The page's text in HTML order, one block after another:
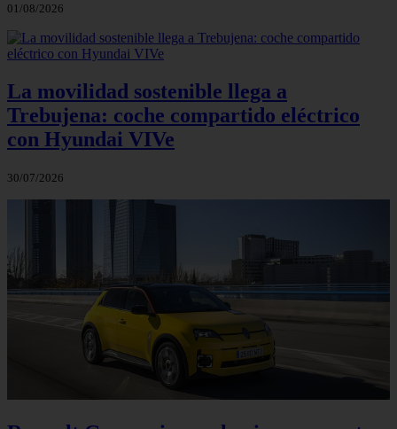
01/08/2026
La movilidad sostenible llega a
Trebujena: coche compartido eléctrico
con Hyundai VIVe
30/07/2026